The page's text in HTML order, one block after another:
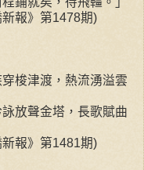
報》第1478期)
梭津渡，熱流湧溢雲
放聲金塔，長歌賦曲
報》第1481期)